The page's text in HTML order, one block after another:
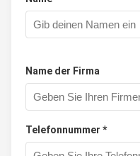
Name der Firma
Telefonnummer *